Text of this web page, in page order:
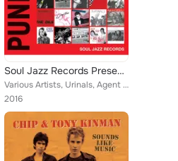
Soul Jazz Records Presents Punk 45: Chaos in the City of Angels and Devils (Hollywood from X to Zero & Hardcore on the Beaches: ...
Various Artists, Urinals, Agent Orange, The Deadbeats, The Hollywood Squares, The Middle Class, Randoms, The Zeros, Germs, Eyes,...
2016